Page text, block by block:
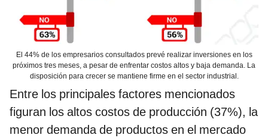
El 44% de los empresarios consultados prevé realizar inversiones en los
próximos tres meses, a pesar de enfrentar costos altos y baja demanda. La
disposición para crecer se mantiene firme en el sector industrial.
Entre los principales factores mencionados
figuran los altos costos de producción (37%), la
menor demanda de productos en el mercado